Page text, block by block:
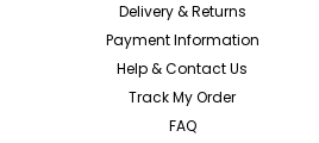
Delivery & Returns
Payment Information
Help & Contact Us
Track My Order
FAQ